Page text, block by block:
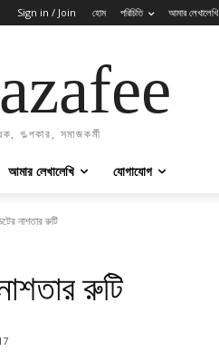
Sign in / Join হোম পরিচিতি আমার লেখালেখি
গল্পকার, সমাজকর্মী
আমার লেখালেখি যোগাযোগ
নাশতার রুটি
রুটি